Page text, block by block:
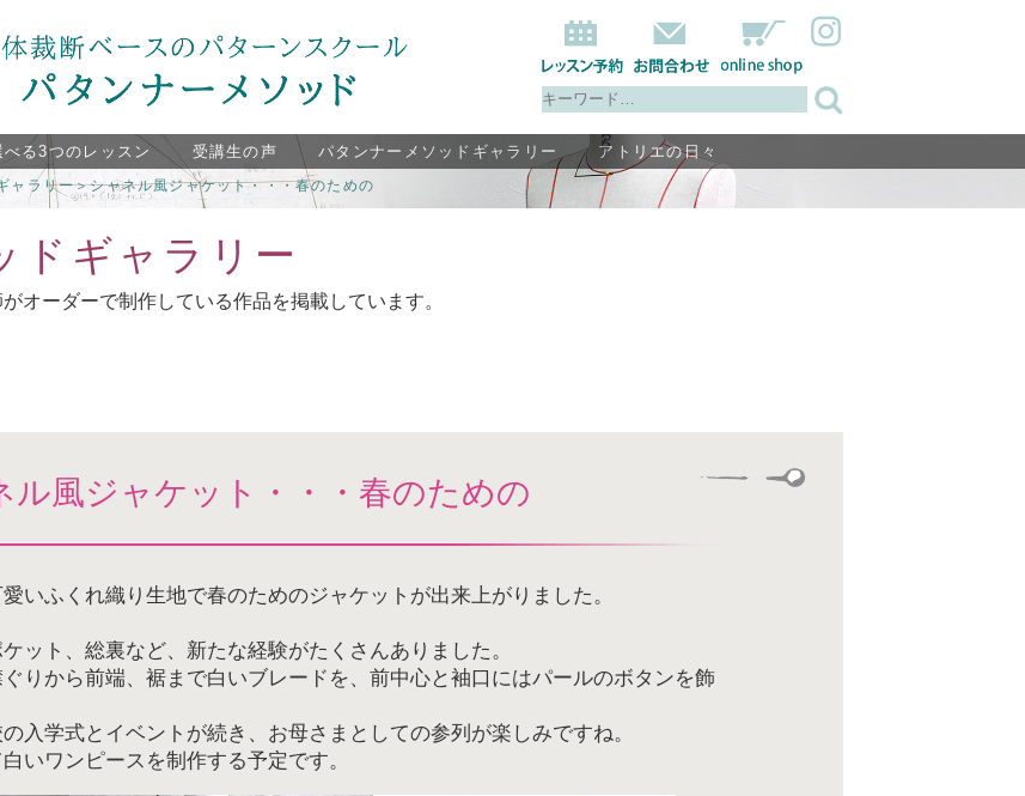
べる3つのレッスン 受講生の声 パタンナーメソッドギャラリー アトリエの日々
ャラリー＞シャネル風ジャケット・・・春のための
ドギャラリー
オーダーで制作している作品を掲載しています。
ル風ジャケット・・・春のための
いふくれ織り生地で春のためのジャケットが出来上がりました。
ット、総裏など、新たな経験がたくさんありました。
りから前端、裾まで白いブレードを、前中心と袖口にはパールのボタンを飾
入学式とイベントが続き、お母さまとしての参列が楽しみですね。
いワンピースを制作する予定です。